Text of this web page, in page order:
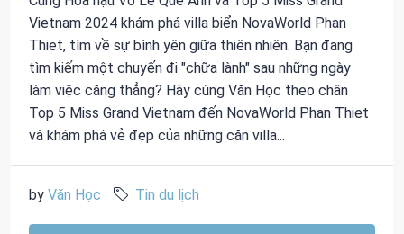
Vietnam 2024 khám phá villa biển NovaWorld Phan
Thiet, tìm về sự bình yên giữa thiên nhiên. Bạn đang
tìm kiếm một chuyến đi "chữa lành" sau những ngày
làm việc căng thẳng? Hãy cùng Văn Học theo chân
Top 5 Miss Grand Vietnam đến NovaWorld Phan Thiet
và khám phá vẻ đẹp của những căn villa...
by Văn Học Tin du lịch